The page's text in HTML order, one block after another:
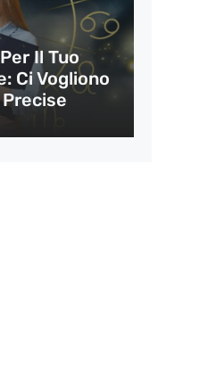
Il Tuo
Ci Vogliono